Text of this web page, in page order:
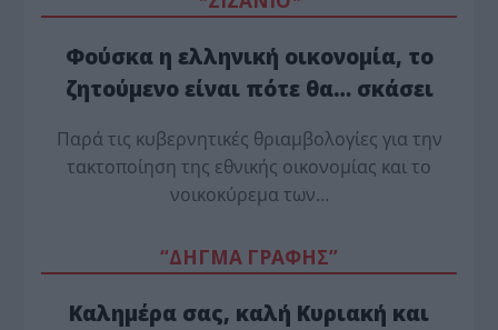
Φούσκα η ελληνική οικονομία, το
ζητούμενο είναι πότε θα… σκάσει
Παρά τις κυβερνητικές θριαμβολογίες για την
τακτοποίηση της εθνικής οικονομίας και το
νοικοκύρεμα των…
“ΔΗΓΜΑ ΓΡΑΦΗΣ”
Καλημέρα σας, καλή Κυριακή και